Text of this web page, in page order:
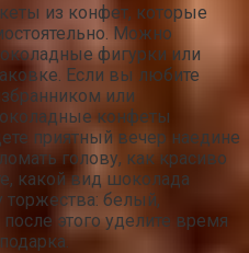
из конфет, которые
Можно
фигурки или
Если вы любите
или
конфеты
приятный вечер наедине
голову, как красиво
какой вид шоколада
торжества: белый,
этого уделите время